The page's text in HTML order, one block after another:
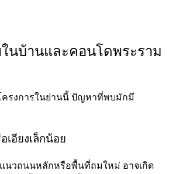
นบ้านและคอนโดพระราม
รงการในย่านนี้ ปัญหาที่พบมักมี
อียงเล็กน้อย
นวถนนหลักหรือพื้นที่ถมใหม่ อาจเกิด